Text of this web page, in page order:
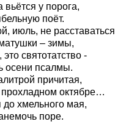
у порога,
поёт.
июль, не расставаться
– зимы,
святотатство -
осени псалмы.
причитая,
октябре…
до хмельного мая,
поре.